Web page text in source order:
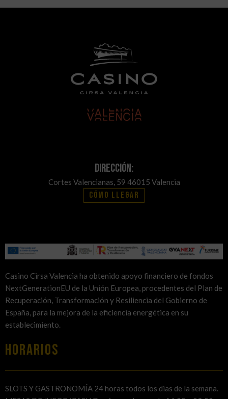
Dirección:
Cortes Valencianas, 59 46015 Valencia
Cómo llegar
Casino Cirsa Valencia ha obtenido apoyo financiero de fondos
NextGenerationEU de la Unión Europea, procedentes del Plan de
Recuperación, Transformación y Resiliencia del Gobierno de
España, para la mejora de la eficiencia energética en su
establecimiento.
HORARIOS
SLOTS Y GASTRONOMÍA 24 horas todos los dias de la semana.